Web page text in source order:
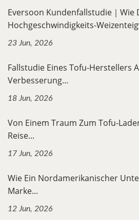
Eversoon Kundenfallstudie｜Wie
Hochgeschwindigkeits-
23 Jun, 2026
Fallstudie Eines Tofu-Herstellers
Verbesserung...
18 Jun, 2026
Von Einem Traum Zum Tofu-
Reise...
17 Jun, 2026
Wie Ein Nordamerikanischer
Marke...
12 Jun, 2026